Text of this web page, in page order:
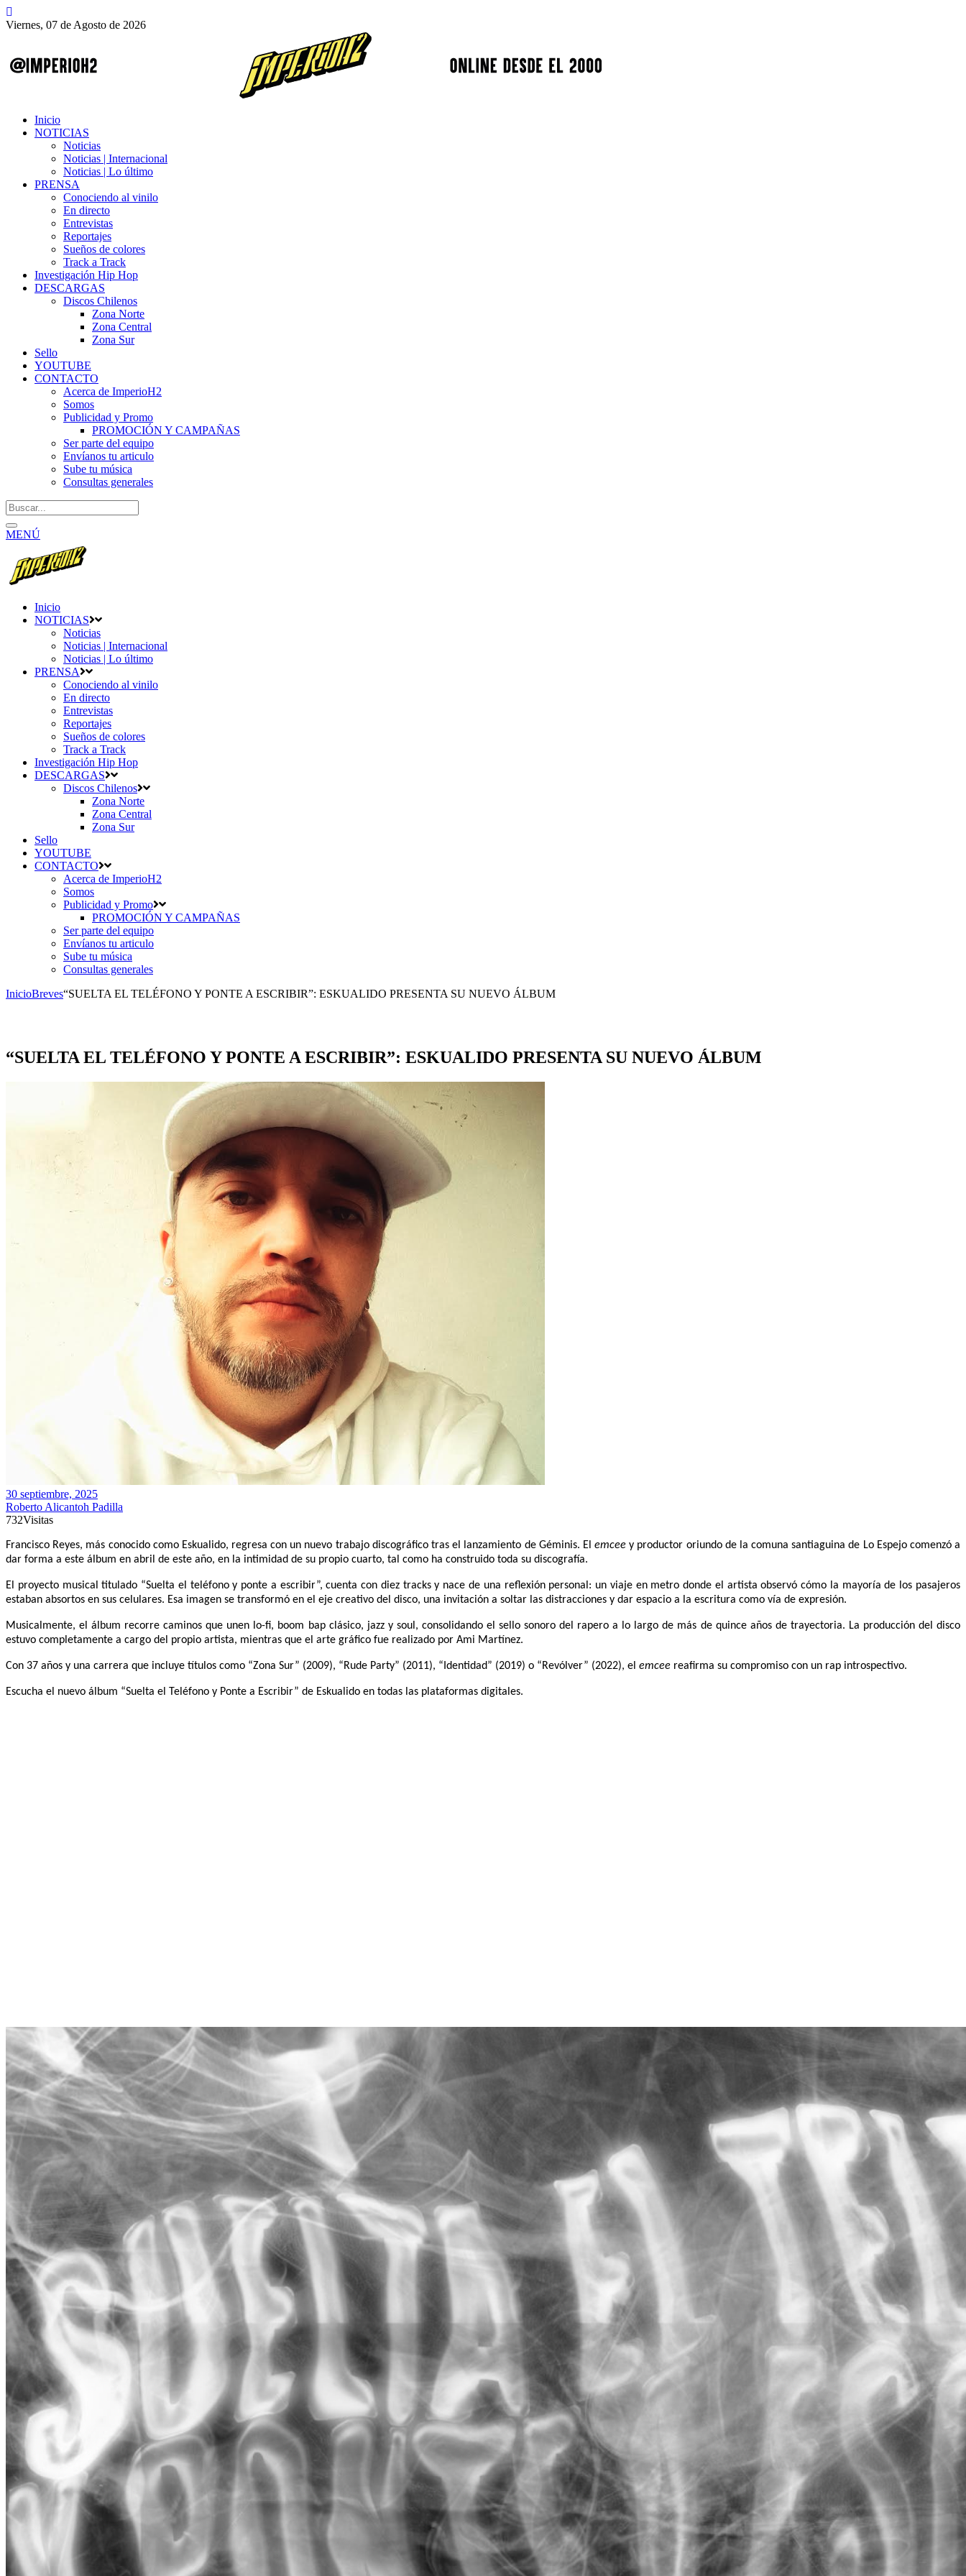
Viernes, 07 de Agosto de 2026
Inicio
NOTICIAS
Noticias
Noticias | Internacional
Noticias | Lo último
PRENSA
Conociendo al vinilo
En directo
Entrevistas
Reportajes
Sueños de colores
Track a Track
Investigación Hip Hop
DESCARGAS
Discos Chilenos
Zona Norte
Zona Central
Zona Sur
Sello
YOUTUBE
CONTACTO
Acerca de ImperioH2
Somos
Publicidad y Promo
PROMOCIÓN Y CAMPAÑAS
Ser parte del equipo
Envíanos tu articulo
Sube tu música
Consultas generales
MENÚ
Inicio
NOTICIAS
Noticias
Noticias | Internacional
Noticias | Lo último
PRENSA
Conociendo al vinilo
En directo
Entrevistas
Reportajes
Sueños de colores
Track a Track
Investigación Hip Hop
DESCARGAS
Discos Chilenos
Zona Norte
Zona Central
Zona Sur
Sello
YOUTUBE
CONTACTO
Acerca de ImperioH2
Somos
Publicidad y Promo
PROMOCIÓN Y CAMPAÑAS
Ser parte del equipo
Envíanos tu articulo
Sube tu música
Consultas generales
InicioBreves“SUELTA EL TELÉFONO Y PONTE A ESCRIBIR”: ESKUALIDO PRESENTA SU NUEVO ÁLBUM
“SUELTA EL TELÉFONO Y PONTE A ESCRIBIR”: ESKUALIDO PRESENTA SU NUEVO ÁLBUM
30 septiembre, 2025
Roberto Alicantoh Padilla
732Visitas
Francisco Reyes, más conocido como Eskualido, regresa con un nuevo trabajo discográfico tras el lanzamiento de Géminis. El emcee y productor oriundo de la comuna santiaguina de Lo Espejo comenzó a
dar forma a este álbum en abril de este año, en la intimidad de su propio cuarto, tal como ha construido toda su discografía.
El proyecto musical titulado “Suelta el teléfono y ponte a escribir”, cuenta con diez tracks y nace de una reflexión personal: un viaje en metro donde el artista observó cómo la mayoría de los pasajeros
estaban absortos en sus celulares. Esa imagen se transformó en el eje creativo del disco, una invitación a soltar las distracciones y dar espacio a la escritura como vía de expresión.
Musicalmente, el álbum recorre caminos que unen lo-fi, boom bap clásico, jazz y soul, consolidando el sello sonoro del rapero a lo largo de más de quince años de trayectoria. La producción del disco
estuvo completamente a cargo del propio artista, mientras que el arte gráfico fue realizado por Ami Martínez.
Con 37 años y una carrera que incluye títulos como “Zona Sur” (2009), “Rude Party” (2011), “Identidad” (2019) o “Revólver” (2022), el emcee reafirma su compromiso con un rap introspectivo.
Escucha el nuevo álbum “Suelta el Teléfono y Ponte a Escribir” de Eskualido en todas las plataformas digitales.